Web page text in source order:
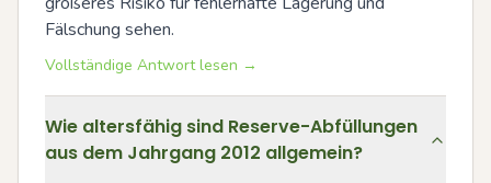
Fälschung sehen.
Vollständige Antwort lesen →
Wie altersfähig sind Reserve-Abfüllungen
aus dem Jahrgang 2012 allgemein?